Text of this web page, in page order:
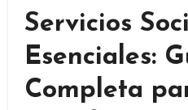
Servicios
Esenciales:
Completa